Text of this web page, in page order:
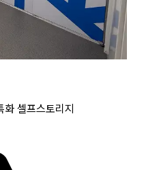
화 셀프스토리지